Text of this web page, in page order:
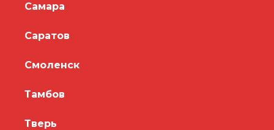
Самара
Саратов
Смоленск
Тамбов
Тверь